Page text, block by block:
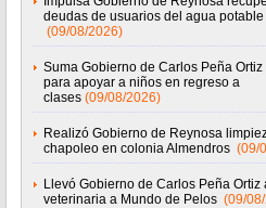
deudas de usuarios del agua potable
(09/08/2026)
Suma Gobierno de Carlos Peña
para apoyar a niños en regreso a
clases (09/08/2026)
Realizó Gobierno de Reynosa
chapoleo en colonia Almendros (09/
Llevó Gobierno de Carlos Peña Ortiz
veterinaria a Mundo de Pelos (09/